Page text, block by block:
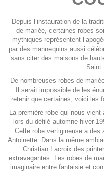
Depuis l’instauration de la
de mariée, certaines robes
mythiques représentent
par des mannequins aussi
sans citer des maisons de
Saint
De nombreuses robes de
Il serait impossible de les
retenir que certaines, voici les
La première robe qui nous
lors du défilé automne-hiver
Cette robe vertigineuse a des
Antoinette. Dans la même
Christian Lacroix des
extravagantes. Les robes de
imaginaire entre fantaisie et